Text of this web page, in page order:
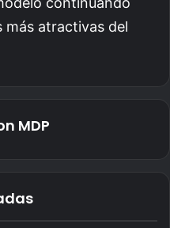
más atractivas del
MDP